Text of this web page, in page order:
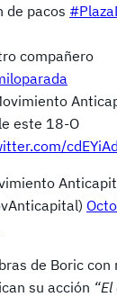
de pacos
compañero
este 18-O
de Boric
su acción